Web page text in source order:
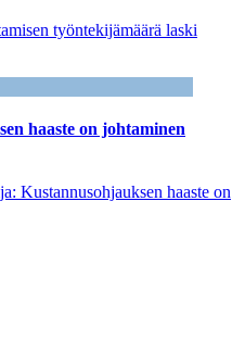
työntekijämäärä laski
haaste on johtaminen
Kustannusohjauksen haaste on